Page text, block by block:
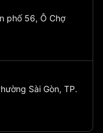
phố 56, Ô Chợ
Sài Gòn, TP.